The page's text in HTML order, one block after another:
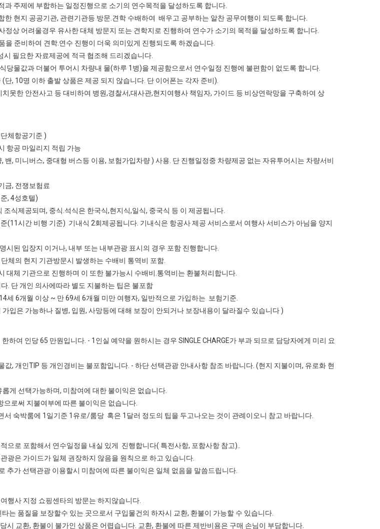
과 주제에 부합하는 일정진행으로 소기의 연수목적을 달성하도록 합니다.
한 현지 공공기관, 관련기관등 방문.견학 수배하여 배우고 공부하는 알찬 공무여행이 되도록 합니다.
정상 어려울경우 유사한 대체 방문지 또는 견학지로 진행하여 연수가 소기의 목적을 달성하도록 합니다.
을 준비하여 견학.연수 진행이 더욱 의미있게 진행되도록 하겠습니다.
필요한 자료제공에 적극 협조해 드리겠습니다.
당물값과 더불어 투어시 차량내 물(하루 1병)을 제공함으로서 연수일정 진행에 불편함이 없도록 합니다.
단, 10명 이하 출발 상품은 제공 되지 않습니다. 단 이어폰는 각자 준비).
못한 안전사고 등 대비하여 병원,경찰서,대사관,현지여행사 책임자, 가이드 등 비상연락망을 구축하여 상
체항공기준 )
공 마일리지 적립 가능
밴, 미니버스, 중대형 버스등 이용, 보험가입차량 ) 사용. 단 진행일정중 차량제공 없는 자유투어시는 차량서비
금, 전쟁보험료
, 4성호텔)
조식제공되며, 중식.석식은 한국식,현지식,일식, 중국식 등 이 제공됩니다.
(11시간 비행 기준) 기내식 2회제공됩니다. 기내식은 항공사 제공 서비스로서 여행사 서비스가 아님을 양지
시된 입장지 이거나, 내부 또는 내부관광 표시의 경우 포함 진행합니다.
체의 현지 기관방문시 발생하는 수배비 통역비 포함.
대체 기관으로 진행하며 이 또한 불가능시 수배비.통역비는 환불처리합니다.
. 단 개인 의사에따라 별도 지불하는 팁은 불포함
세 6개월 이상 ~ 만 69세 6개월 미만 여행자, 일반적으로 가입하는 보험기준.
가입은 가능하나 질병, 입원, 사망등에 대해 보장이 안되거나 보장내용이 달라질수 있습니다 )
하여 인당 65 만원입니다. - 1인실 예약을 원하시는 경우 SINGLE CHARGE가 부과 되므로 담당자에게 미리 요
값, 개인TIP 등 개인경비는 불포함입니다. - 하단 선택관광 안내사항 참조 바랍니다. (현지 지불이며, 유로화 현
게 선택가능하며, 미참여에 대한 불이익은 없습니다.
로써 지불여부에 따른 불이익은 없습니다.
숙박룸에 1일기준 1유로/룸당 혹은 1달러 정도의 팁을 두고나오는 것이 관례이오니 참고 바랍니다.
으로 포함해서 연수일정을 내실 있게 진행합니다( 특전사항, 포함사항 참고)..
광은 가이드가 일체 권장하지 않음을 원칙으로 하고 있습니다.
추가 선택관광 이용할시 미참여에 따른 불이익은 일체 없음을 말씀드립니다.
행사 지정 쇼핑센타의 방문는 하지않습니다.
는 품질을 보장할수 있는 곳으로서 구입물건의 하자시 교환, 환불이 가능할 수 있습니다.
교환, 환불이 불가인 상품은 어렵습니다. 교환, 환불에 따른 제반비용은 구매 손님이 부담합니다.